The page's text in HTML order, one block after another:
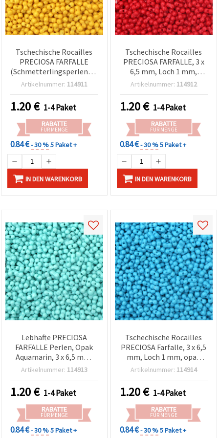
Tschechische Rocailles
PRECIOSA FARFALLE
(Schmetterlingsperlen), 3
x 6,5 mm, Loch: 1 mm,
120 Stk.)
Artikelnummer: 114911
1.20€ 1-4 Paket
RABATTE
FÜR MENGE
0.84 €- 30 %5 Paket +
IN DEN WARENKORB
Tschechische Rocailles
PRECIOSA FARFALLE, 3 x
6,5 mm, Loch 1 mm,
Opak-Rot, 10 g (ca. 120
Artikelnummer: 114912
1.20€ 1-4 Paket
RABATTE
FÜR MENGE
0.84 €- 30 %5 Paket +
IN DEN WARENKORB
Lebhafte PRECIOSA
FARFALLE Perlen, Opak
Aquamarin, 3 x 6,5 mm,
Loch 1 mm – 10 g (±120
Accessoires & kreative
handgemachte Designs
Artikelnummer: 114913
1.20€ 1-4 Paket
RABATTE
FÜR MENGE
0.84 €- 30 %5 Paket +
Tschechische Rocailles
PRECIOSA Farfalle, 3 x 6,5
mm, Loch 1 mm, opak
blau, 10 g (ca. 120 Stk.)
Artikelnummer: 114914
1.20€ 1-4 Paket
RABATTE
FÜR MENGE
0.84 €- 30 %5 Paket +